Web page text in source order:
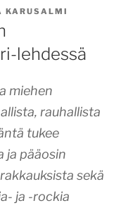
KARUSALMI
lehdessä
miehen
rauhallista
tukee
ja pääosin
sekä
ja -rockia